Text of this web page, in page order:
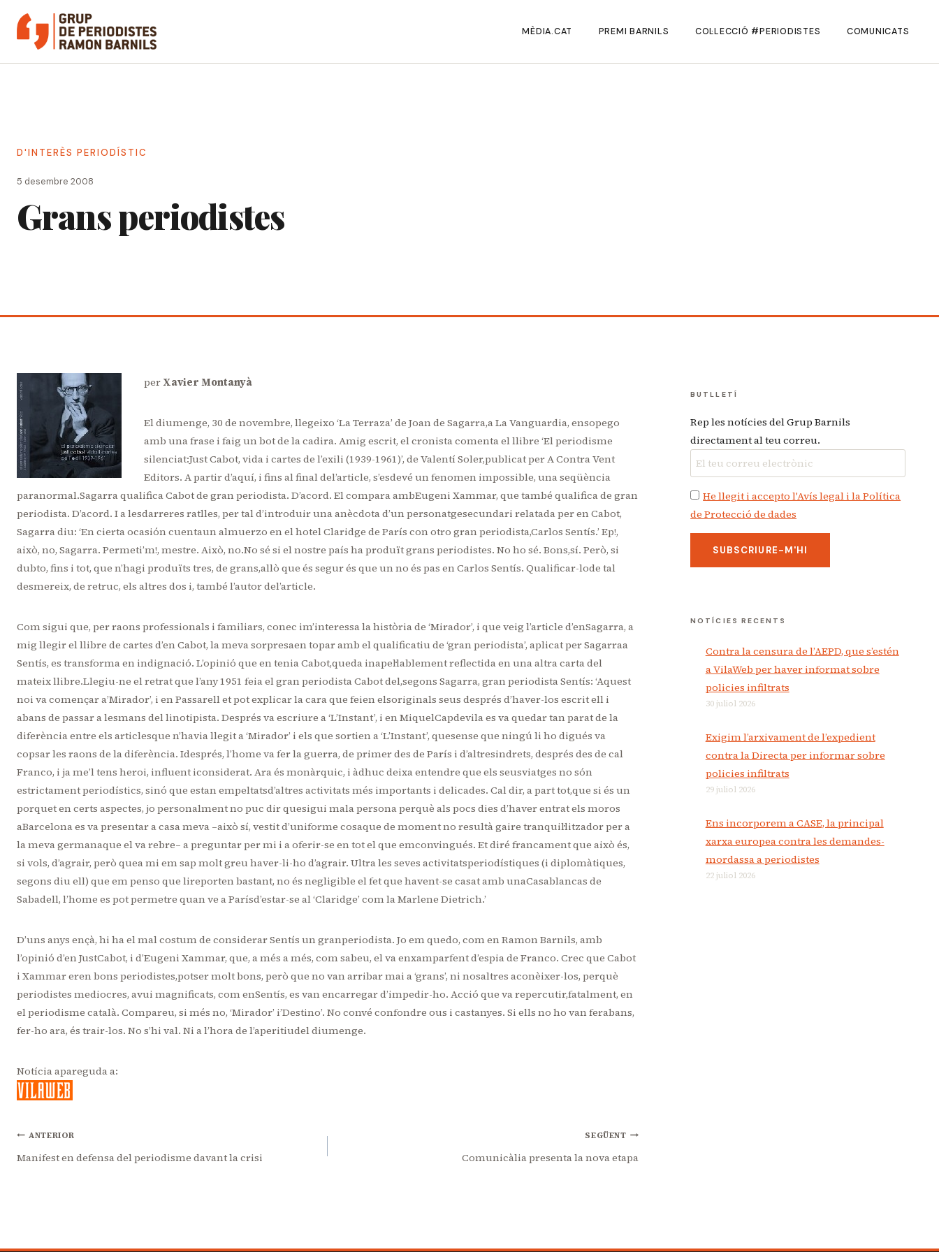
contingut
MÈDIA.CAT PREMI BARNILS COL·LECCIÓ #PERIODISTES COMUNICATS
D'INTERÈS PERIODÍSTIC
5 desembre 2008
Grans periodistes
per Xavier Montanyà
El diumenge, 30 de novembre, llegeixo ‘La Terraza’ de Joan de Sagarra,a La Vanguardia, ensopego
amb una frase i faig un bot de la cadira. Amig escrit, el cronista comenta el llibre ‘El periodisme
silenciat:Just Cabot, vida i cartes de l’exili (1939-1961)’, de Valentí Soler,publicat per A Contra Vent
Editors. A partir d’aquí, i fins al final del’article, s’esdevé un fenomen impossible, una seqüència
paranormal.Sagarra qualifica Cabot de gran periodista. D’acord. El compara ambEugeni Xammar, que també qualifica de gran
periodista. D’acord. I a lesdarreres ratlles, per tal d’introduir una anècdota d’un personatgesecundari relatada per en Cabot,
Sagarra diu: ‘En cierta ocasión cuentaun almuerzo en el hotel Claridge de París con otro gran periodista,Carlos Sentís.’ Ep!,
això, no, Sagarra. Permeti’m!, mestre. Això, no.No sé si el nostre país ha produït grans periodistes. No ho sé. Bons,sí. Però, si
dubto, fins i tot, que n’hagi produïts tres, de grans,allò que és segur és que un no és pas en Carlos Sentís. Qualificar-lode tal
desmereix, de retruc, els altres dos i, també l’autor del’article.
Com sigui que, per raons professionals i familiars, conec im’interessa la història de ‘Mirador’, i que veig l’article d’enSagarra, a
mig llegir el llibre de cartes d’en Cabot, la meva sorpresaen topar amb el qualificatiu de ‘gran periodista’, aplicat per Sagarraa
Sentís, es transforma en indignació. L’opinió que en tenia Cabot,queda inapel·lablement reflectida en una altra carta del
mateix llibre.Llegiu-ne el retrat que l’any 1951 feia el gran periodista Cabot del,segons Sagarra, gran periodista Sentís: ‘Aquest
noi va començar a’Mirador’, i en Passarell et pot explicar la cara que feien elsoriginals seus després d’haver-los escrit ell i
abans de passar a lesmans del linotipista. Després va escriure a ‘L’Instant’, i en MiquelCapdevila es va quedar tan parat de la
diferència entre els articlesque n’havia llegit a ‘Mirador’ i els que sortien a ‘L’Instant’, quesense que ningú li ho digués va
copsar les raons de la diferència. Idesprés, l’home va fer la guerra, de primer des de París i d’altresindrets, després des de cal
Franco, i ja me’l tens heroi, influent iconsiderat. Ara és monàrquic, i àdhuc deixa entendre que els seusviatges no són
estrictament periodístics, sinó que estan empeltatsd’altres activitats més importants i delicades. Cal dir, a part tot,que si és un
porquet en certs aspectes, jo personalment no puc dir quesigui mala persona perquè als pocs dies d’haver entrat els moros
aBarcelona es va presentar a casa meva –això sí, vestit d’uniforme cosaque de moment no resultà gaire tranquil·litzador per a
la meva germanaque el va rebre– a preguntar per mi i a oferir-se en tot el que emconvingués. Et diré francament que això és,
si vols, d’agrair, però quea mi em sap molt greu haver-li-ho d’agrair. Ultra les seves activitatsperiodístiques (i diplomàtiques,
segons diu ell) que em penso que lireporten bastant, no és negligible el fet que havent-se casat amb unaCasablancas de
Sabadell, l’home es pot permetre quan ve a Parísd’estar-se al ‘Claridge’ com la Marlene Dietrich.’
D’uns anys ençà, hi ha el mal costum de considerar Sentís un granperiodista. Jo em quedo, com en Ramon Barnils, amb
l’opinió d’en JustCabot, i d’Eugeni Xammar, que, a més a més, com sabeu, el va enxamparfent d’espia de Franco. Crec que Cabot
i Xammar eren bons periodistes,potser molt bons, però que no van arribar mai a ‘grans’, ni nosaltres aconèixer-los, perquè
periodistes mediocres, avui magnificats, com enSentís, es van encarregar d’impedir-ho. Acció que va repercutir,fatalment, en
el periodisme català. Compareu, si més no, ‘Mirador’ i’Destino’. No convé confondre ous i castanyes. Si ells no ho van ferabans,
fer-ho ara, és trair-los. No s’hi val. Ni a l’hora de l’aperitiudel diumenge.
Notícia apareguda a:
Navegació
ANTERIOR
Manifest en defensa del periodisme davant la crisi
SEGÜENT
Comunicàlia presenta la nova etapa
BUTLLETÍ
Rep les notícies del Grup Barnils
directament al teu correu.
He llegit i accepto l'Avís legal i la Política
de Protecció de dades
NOTÍCIES RECENTS
Contra la censura de l’AEPD, que s’estén
a VilaWeb per haver informat sobre
policies infiltrats
30 juliol 2026
Exigim l’arxivament de l’expedient
contra la Directa per informar sobre
policies infiltrats
29 juliol 2026
Ens incorporem a CASE, la principal
xarxa europea contra les demandes-
mordassa a periodistes
22 juliol 2026